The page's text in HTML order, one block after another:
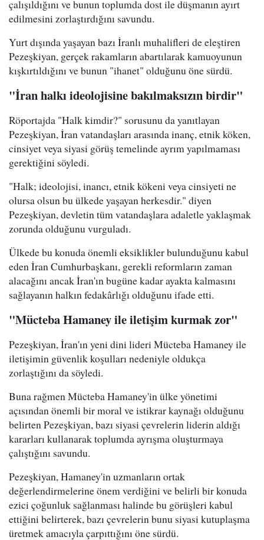
çalışıldığını ve bunun toplumda dost ile düşmanın ayırt
edilmesini zorlaştırdığını savundu.
Yurt dışında yaşayan bazı İranlı muhalifleri de eleştiren
Pezeşkiyan, gerçek rakamların abartılarak kamuoyunun
kışkırtıldığını ve bunun "ihanet" olduğunu öne sürdü.
"İran halkı ideolojisine bakılmaksızın birdir"
Röportajda "Halk kimdir?" sorusunu da yanıtlayan
Pezeşkiyan, İran vatandaşları arasında inanç, etnik köken,
cinsiyet veya siyasi görüş temelinde ayrım yapılmaması
gerektiğini söyledi.
"Halk; ideolojisi, inancı, etnik kökeni veya cinsiyeti ne
olursa olsun bu ülkede yaşayan herkesdir." diyen
Pezeşkiyan, devletin tüm vatandaşlara adaletle yaklaşmak
zorunda olduğunu vurguladı.
Ülkede bu konuda önemli eksiklikler bulunduğunu kabul
eden İran Cumhurbaşkanı, gerekli reformların zaman
alacağını ancak İran'ın bugüne kadar ayakta kalmasını
sağlayanın halkın fedakârlığı olduğunu ifade etti.
"Mücteba Hamaney ile iletişim kurmak zor"
Pezeşkiyan, İran'ın yeni dini lideri Mücteba Hamaney ile
iletişimin güvenlik koşulları nedeniyle oldukça
zorlaştığını da söyledi.
Buna rağmen Mücteba Hamaney'in ülke yönetimi
açısından önemli bir moral ve istikrar kaynağı olduğunu
belirten Pezeşkiyan, bazı siyasi çevrelerin liderin aldığı
kararları kullanarak toplumda ayrışma oluşturmaya
çalıştığını savundu.
Pezeşkiyan, Hamaney'in uzmanların ortak
değerlendirmelerine önem verdiğini ve belirli bir konuda
ezici çoğunluk sağlanması halinde bu görüşleri kabul
ettiğini belirterek, bazı çevrelerin bunu siyasi kutuplaşma
üretmek amacıyla çarpıttığını öne sürdü.